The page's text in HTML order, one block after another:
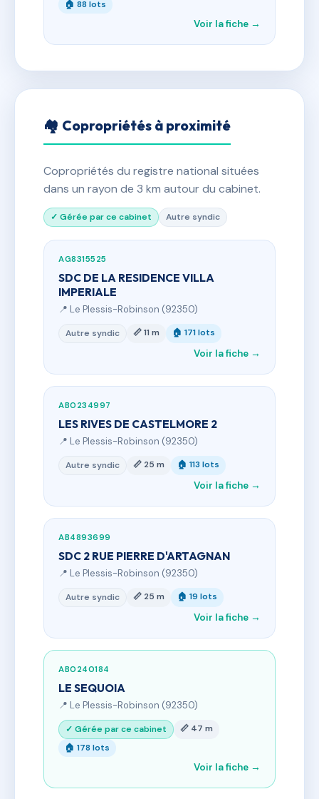
🏠 88 lots
Voir la fiche →
🏘 Copropriétés à proximité
Copropriétés du registre national situées
dans un rayon de 3 km autour du cabinet.
✓ Gérée par ce cabinet Autre syndic
AG8315525
SDC DE LA RESIDENCE VILLA
IMPERIALE
📍 Le Plessis-Robinson (92350)
Autre syndic 📏 11 m 🏠 171 lots
Voir la fiche →
AB0234997
LES RIVES DE CASTELMORE 2
📍 Le Plessis-Robinson (92350)
Autre syndic 📏 25 m 🏠 113 lots
Voir la fiche →
AB4893699
SDC 2 RUE PIERRE D'ARTAGNAN
📍 Le Plessis-Robinson (92350)
Autre syndic 📏 25 m 🏠 19 lots
Voir la fiche →
AB0240184
LE SEQUOIA
📍 Le Plessis-Robinson (92350)
✓ Gérée par ce cabinet
📏 47 m
🏠 178 lots
Voir la fiche →